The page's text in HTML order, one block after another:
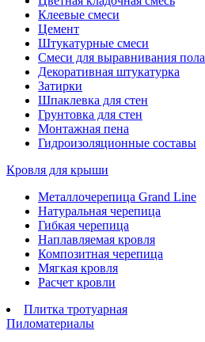
Клеевые смеси
Цемент
Штукатурные смеси
Смеси для выравнивания пола
Декоративная штукатурка
Затирки
Шпаклевка для стен
Грунтовка для стен
Монтажная пена
Гидроизоляционные составы
Кровля для крыши
Металлочерепица Grand Line
Натуральная черепица
Гибкая черепица
Наплавляемая кровля
Композитная черепица
Мягкая кровля
Расчет кровли
Плитка тротуарная
Пиломатериалы